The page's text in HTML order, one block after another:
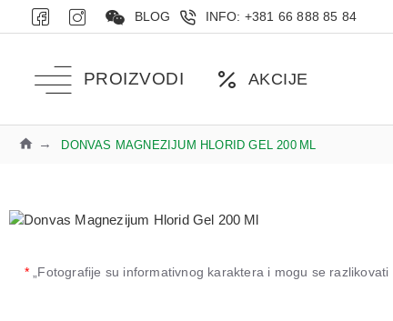
BLOG INFO: +381 66 888 85 84
PROIZVODI AKCIJE
DONVAS MAGNEZIJUM HLORID GEL 200 ML
*„Fotografije su informativnog karaktera i mogu se razlikovati